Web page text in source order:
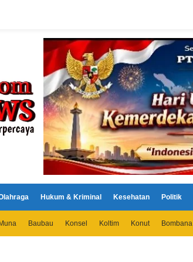
Hukum & Kriminal Kesehatan Politik
Baubau Konsel Koltim Konut Bombana